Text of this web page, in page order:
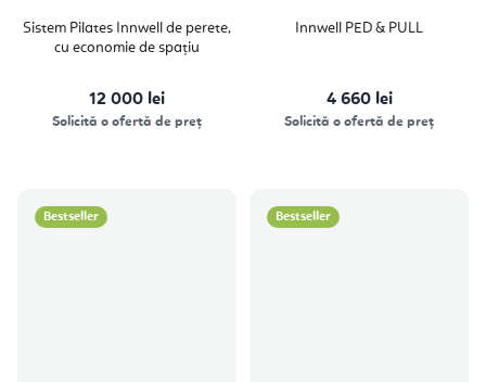
Sistem Pilates Innwell de perete,
cu economie de spațiu
12 000 lei
Solicită o ofertă de preț
Innwell PED & PULL
4 660 lei
Solicită o ofertă de preț
Bestseller Bestseller